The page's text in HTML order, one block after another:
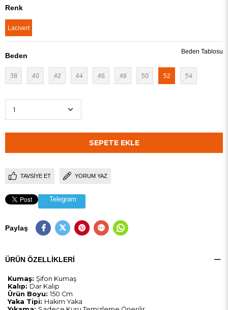
Renk
Lacivert
Beden
38 40 42 44 46 48 50 52 54
Beden Tablosu
TAVSIYE ET YORUM YAZ
Telegram
Paylaş
ÜRÜN ÖZELLIKLERI
Kumaş: Şifon Kumaş
Kalıp: Dar Kalıp
Ürün Boyu: 150 Cm
Yaka Tipi: Hakim Yaka